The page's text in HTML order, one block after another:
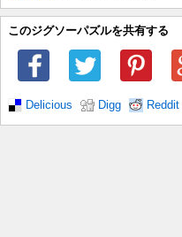
このジグソーパズルを共有する
Delicious Digg Reddit